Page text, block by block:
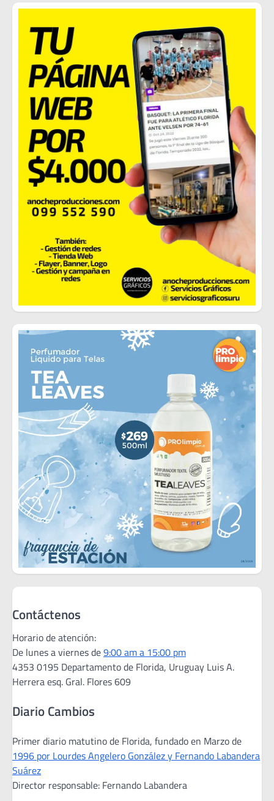
Contáctenos
Horario de atención:
De lunes a viernes de9:00 am a 15:00 pm
4353 0195 Departamento de Florida, Uruguay Luis A.
Herrera esq. Gral. Flores 609
Diario Cambios
Primer diario matutino de Florida, fundado en Marzo de
1996 por Lourdes Angelero González y Fernando Labandera
Suárez
Director responsable: Fernando Labandera